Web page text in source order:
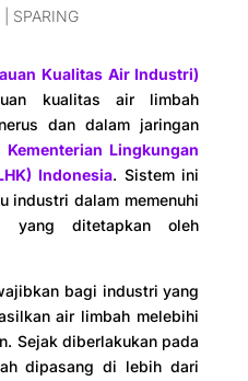
| SPARING
Kualitas Air Industri)
kualitas air limbah
dan dalam jaringan
Kementerian Lingkungan
Indonesia. Sistem ini
industri dalam memenuhi
ditetapkan oleh
bagi industri yang
air limbah melebihi
Sejak diberlakukan pada
dipasang di lebih dari